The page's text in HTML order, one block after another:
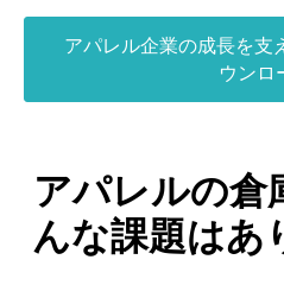
アパレル企業の成長を支
ウンロ
アパレルの倉
んな課題はあ